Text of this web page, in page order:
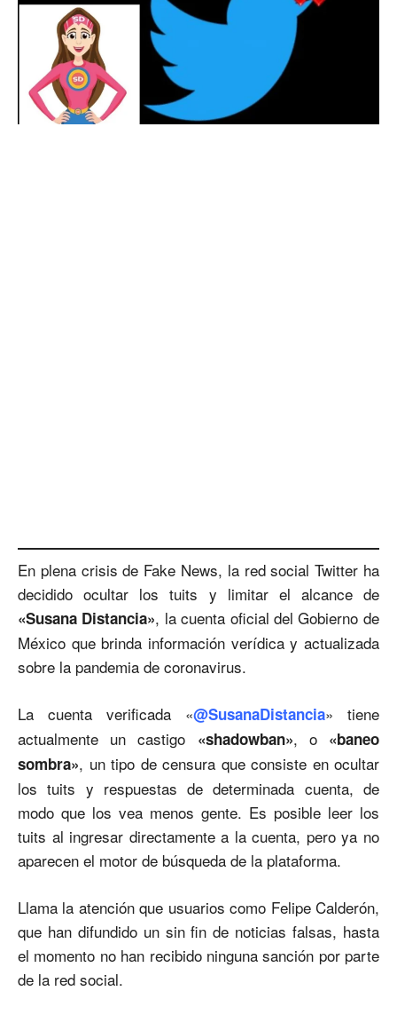
En plena crisis de Fake News, la red social Twitter ha
decidido ocultar los tuits y limitar el alcance de
«Susana Distancia», la cuenta oficial del Gobierno de
México que brinda información verídica y actualizada
sobre la pandemia de coronavirus.
La cuenta verificada «@SusanaDistancia» tiene
actualmente un castigo «shadowban», o «baneo
sombra», un tipo de censura que consiste en ocultar
los tuits y respuestas de determinada cuenta, de
modo que los vea menos gente. Es posible leer los
tuits al ingresar directamente a la cuenta, pero ya no
aparecen el motor de búsqueda de la plataforma.
Llama la atención que usuarios como Felipe Calderón,
que han difundido un sin fin de noticias falsas, hasta
el momento no han recibido ninguna sanción por parte
de la red social.